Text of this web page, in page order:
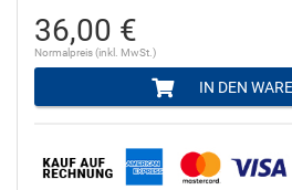
36,00 €
Normalpreis (inkl. MwSt.)
IN DEN